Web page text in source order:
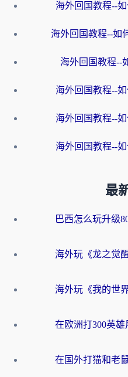
海外回国教程--
海外回国教程--如
海外回国教程--
海外回国教程--
海外回国教程--
海外回国教程--
最